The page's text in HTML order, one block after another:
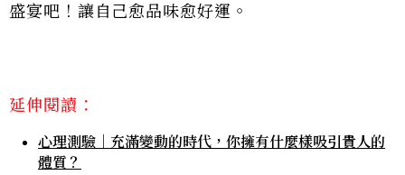
盛宴吧！讓自己愈品味愈好運。
延伸閱讀：
心理測驗｜充滿變動的時代，你擁有什麼樣吸引貴人的
體質？